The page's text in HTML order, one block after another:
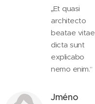
„Et quasi
architecto
beatae vitae
dicta sunt
explicabo
nemo enim.“
Jméno